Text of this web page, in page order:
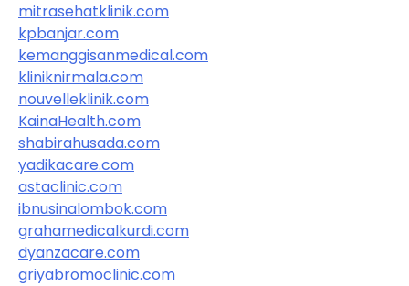
mitrasehatklinik.com
kpbanjar.com
kemanggisanmedical.com
kliniknirmala.com
nouvelleklinik.com
KainaHealth.com
shabirahusada.com
yadikacare.com
astaclinic.com
ibnusinalombok.com
grahamedicalkurdi.com
dyanzacare.com
griyabromoclinic.com